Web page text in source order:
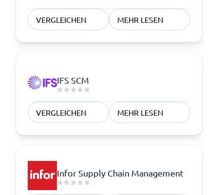
VERGLEICHEN MEHR LESEN
IFS SCM
VERGLEICHEN MEHR LESEN
Infor Supply Chain Management